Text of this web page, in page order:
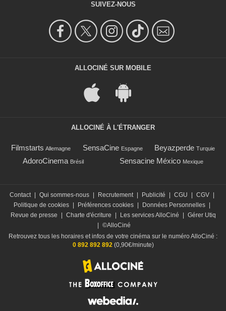
SUIVEZ-NOUS
ALLOCINÉ SUR MOBILE
ALLOCINÉ À L'ÉTRANGER
Filmstarts Allemagne SensaCine Espagne Beyazperde Turquie
AdoroCinema Brésil Sensacine México Mexique
Contact Qui sommes-nous Recrutement Publicité CGU CGV
Politique de cookies
Préférences cookies Données Personnelles
Revue de presse
Charte d'écriture Les services AlloCiné
Gérer Utiq
©AlloCiné
Retrouvez tous les horaires et infos de votre cinéma sur le numéro AlloCiné :
0 892 892 892(0,90€/minute)